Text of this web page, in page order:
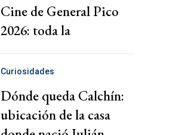
Cine de General Pico
2026: toda la
décima edición
Curiosidades
Dónde queda Calchín:
ubicación de la casa